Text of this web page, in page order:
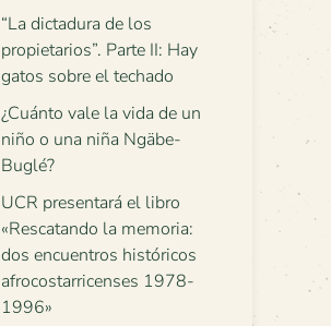
“La dictadura de los
propietarios”. Parte II: Hay
gatos sobre el techado
¿Cuánto vale la vida de un
niño o una niña Ngäbe-
Buglé?
UCR presentará el libro
«Rescatando la memoria:
dos encuentros históricos
afrocostarricenses 1978-
1996»